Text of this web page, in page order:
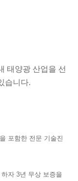
태양광 산업을 선
습니다.
포함한 전문 기술진
자 3년 무상 보증을